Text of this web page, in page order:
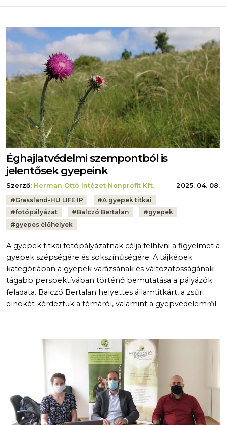
Éghajlatvédelmi szempontból is
jelentősek gyepeink
Szerző: Herman Ottó Intézet Nonprofit Kft.
2025. 04. 08.
Tags:
#Grassland-HU LIFE IP #A gyepek titkai
#fotópályázat #Balczó Bertalan #gyepek
#gyepes élőhelyek
A gyepek titkai fotópályázatnak célja felhívni a figyelmet a
gyepek szépségére és sokszínűségére. A tájképek
kategóriában a gyepek varázsának és változatosságának
tágabb perspektívában történő bemutatása a pályázók
feladata. Balczó Bertalan helyettes államtitkárt, a zsűri
elnökét kérdeztük a témáról, valamint a gyepvédelemről.